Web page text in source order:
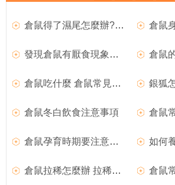
倉鼠得了濕尾怎麼辦?倉鼠濕尾解決措施推薦
發現倉鼠有厭食現象怎麼辦
倉鼠吃什麼 倉鼠常見的營養品
倉鼠冬白飲食注意事項
倉鼠孕育時期要注意的事項
倉鼠拉稀怎麼辦 拉稀的倉鼠應該怎麼辦